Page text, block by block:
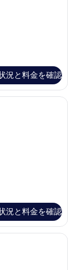
況と料金を確認
フティボックス (室内
況と料金を確認
ルルーム シービュー